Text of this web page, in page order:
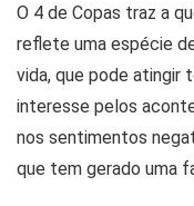
O 4 de Copas traz a
reflete uma espécie
vida, que pode atingir
interesse pelos
nos sentimentos
que tem gerado uma